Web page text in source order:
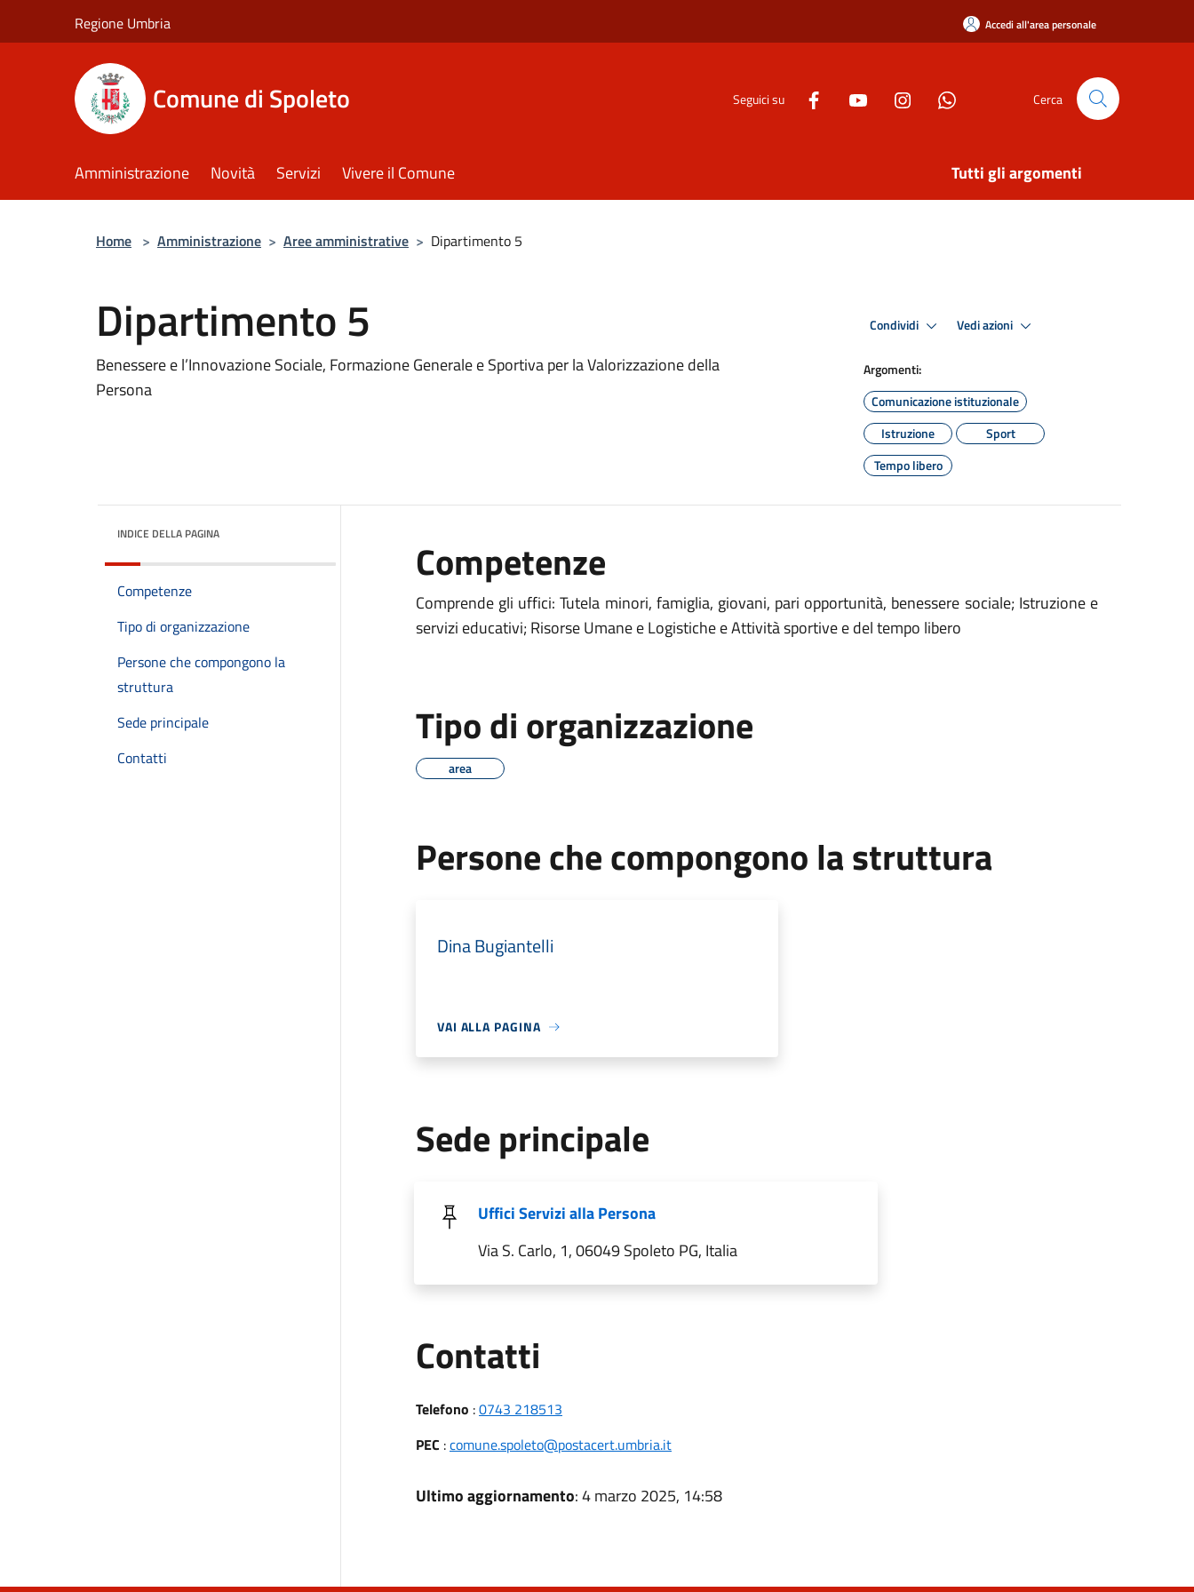
Regione Umbria Accedi all'area personale
Comune di Spoleto Seguici su Cerca
Amministrazione Novità Servizi Vivere il Comune Tutti gli argomenti
Home > Amministrazione > Aree amministrative > Dipartimento 5
Dipartimento 5
Benessere e l’Innovazione Sociale, Formazione Generale e Sportiva per la Valorizzazione della
Persona
Condividi Vedi azioni
Argomenti:
Comunicazione istituzionale
Istruzione
Sport
Tempo libero
INDICE DELLA PAGINA
Competenze
Tipo di organizzazione
Persone che compongono la
struttura
Sede principale
Contatti
Competenze
Comprende gli uffici: Tutela minori, famiglia, giovani, pari opportunità, benessere sociale; Istruzione e
servizi educativi; Risorse Umane e Logistiche e Attività sportive e del tempo libero
Tipo di organizzazione
area
Persone che compongono la struttura
Dina Bugiantelli
VAI ALLA PAGINA
Sede principale
Uffici Servizi alla Persona
Via S. Carlo, 1, 06049 Spoleto PG, Italia
Contatti
Telefono :0743 218513
PEC :comune.spoleto@postacert.umbria.it
Ultimo aggiornamento: 4 marzo 2025, 14:58